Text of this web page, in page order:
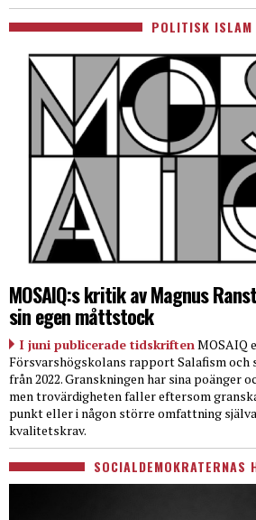
POLITISK ISLAM
MOSAIQ:s kritik av Magnus
sin egen måttstock
I juni publicerade tidskriftenMOSAIQ
Försvarshögskolans rapport Salafism och
från 2022. Granskningen har sina poänger
men trovärdigheten faller eftersom
punkt eller i någon större omfattning
kvalitetskrav.
SOCIALDEMOKRATERNAS